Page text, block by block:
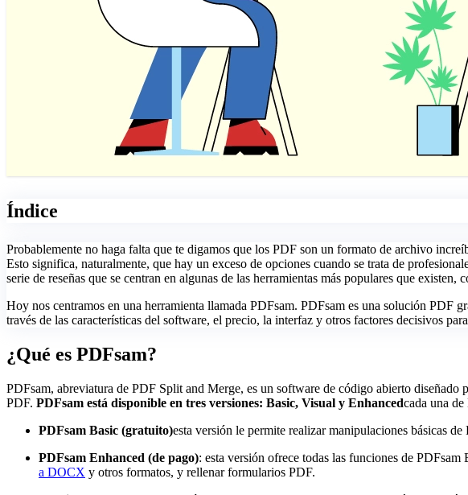
Índice
Probablemente no haga falta que te digamos que los PDF son un formato de archivo
Esto significa, naturalmente, que hay un exceso de opciones cuando se trata de
serie de reseñas que se centran en algunas de las herramientas más populares que existen,
Hoy nos centramos en una herramienta llamada PDFsam. PDFsam es una solución PDF
través de las características del software, el precio, la interfaz y otros factores decisivos
¿Qué es PDFsam?
PDFsam, abreviatura de PDF Split and Merge, es un software de código abierto
PDF. PDFsam está disponible en tres versiones: Basic, Visual y Enhancedcada una
PDFsam Basic (gratuito)esta versión le permite realizar manipulaciones básicas
PDFsam Enhanced (de pago): esta versión ofrece todas las funciones de PDFsam
a DOCX y otros formatos, y rellenar formularios PDF.